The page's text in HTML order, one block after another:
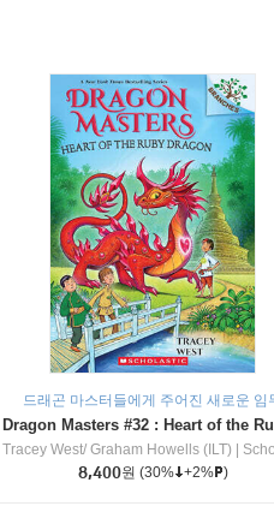
드래곤 마스터들에게 주어진 새로운 임
Tracey West/ Graham Howells (ILT)
8,400원 (30% +2% )